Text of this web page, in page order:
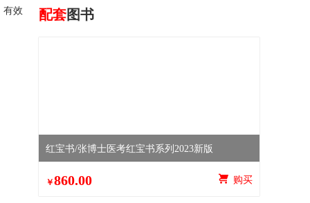
有效 配套图书
红宝书/张博士医考红宝书系列2023新版
￥860.00  购买